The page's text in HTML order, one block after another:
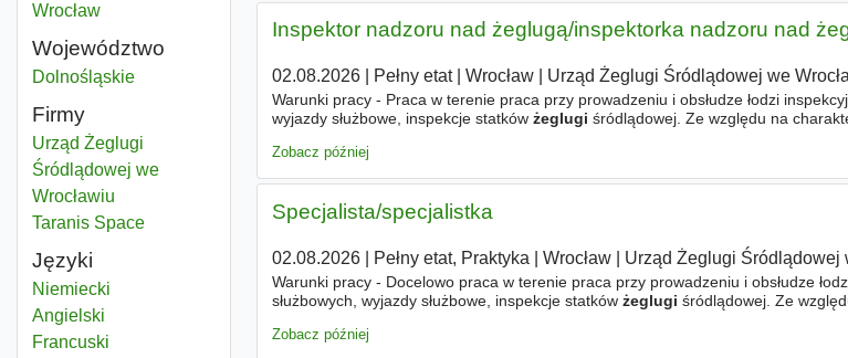
Żegluga
WrocławPowiat
Województwo
Żegluga
DolnośląskieWojewództwo
Firmy
Urząd Żeglugi
Śródlądowej we
Wrocławiu
Taranis Space
Języki
Niemiecki
Angielski
Francuski
Inspektor nadzoru nad żeglugą/inspektorka nadzoru nad
02.08.2026| Pełny etat| Wrocław| Urząd Żeglugi Śródlądowej we
Warunki pracy - Praca w terenie praca przy prowadzeniu i obsłudze łodzi
wyjazdy służbowe, inspekcje statków żeglugi śródlądowej. Ze względu na
Zobacz później
Specjalista/specjalistka
02.08.2026| Pełny etat, Praktyka Wrocław| Urząd Żeglugi Śródlądowej
Warunki pracy - Docelowo praca w terenie praca przy prowadzeniu i obsłudze
służbowych, wyjazdy służbowe, inspekcje statków żeglugi śródlądowej. Ze
Zobacz później